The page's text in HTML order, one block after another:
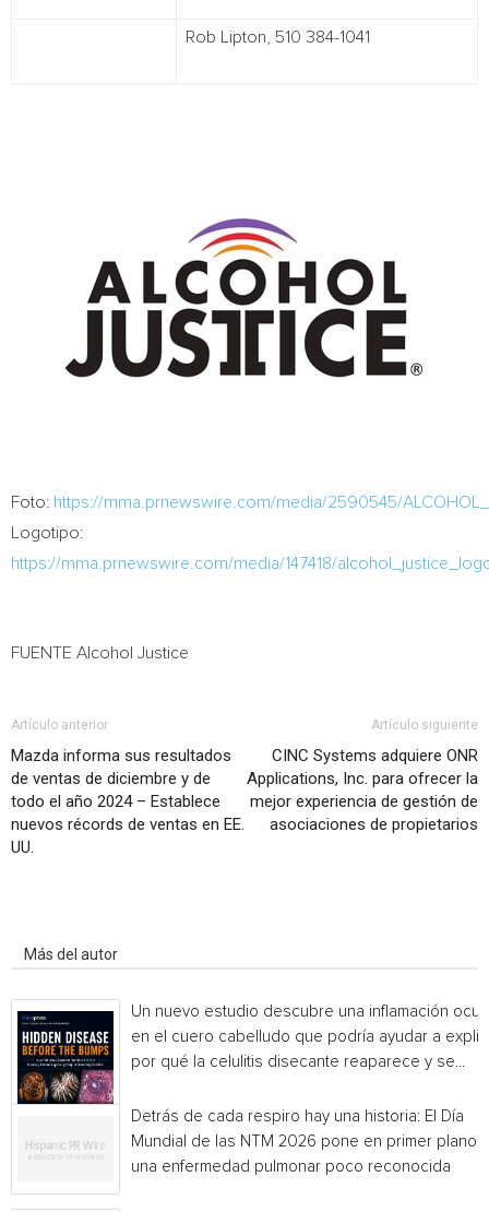
Rob Lipton, 510 384-1041
Foto: https://mma.prnewswire.com/media/2590545/
Logotipo:
https://mma.prnewswire.com/media/147418/
FUENTE Alcohol Justice
Artículo anterior
Mazda informa sus resultados
de ventas de diciembre y de
todo el año 2024 – Establece
nuevos récords de ventas en EE.
UU.
Artículo siguiente
CINC Systems adquiere ONR
Applications, Inc. para ofrecer la
mejor experiencia de gestión de
asociaciones de propietarios
Más del autor
Un nuevo estudio descubre una inflamación
en el cuero cabelludo que podría ayudar a
por qué la celulitis disecante reaparece y se...
Detrás de cada respiro hay una historia: El Día
Mundial de las NTM 2026 pone en primer plano
una enfermedad pulmonar poco reconocida